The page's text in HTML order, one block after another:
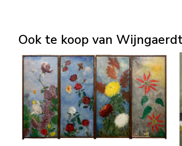
Ook te koop van Wijngaerdt